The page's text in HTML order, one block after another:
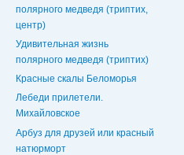
полярного медведя (триптих,
центр)
Удивительная жизнь
полярного медведя (триптих)
Красные скалы Беломорья
Лебеди прилетели.
Михайловское
Арбуз для друзей или красный
натюрморт